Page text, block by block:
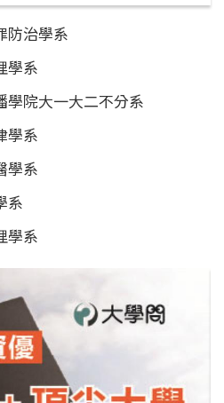
防治學系
學系
學院大一大二不分系
學系
學系
系
學系